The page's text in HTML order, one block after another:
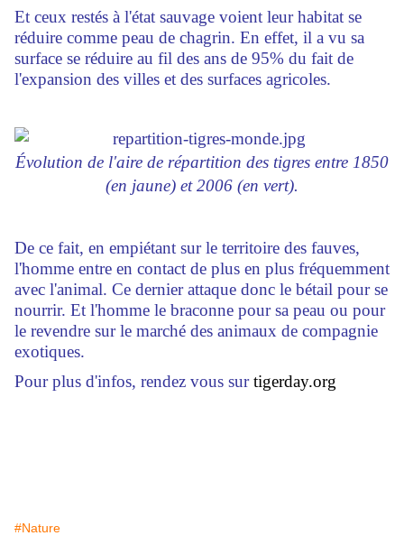
Et ceux restés à l'état sauvage voient leur habitat se
réduire comme peau de chagrin. En effet, il a vu sa
surface se réduire au fil des ans de 95% du fait de
l'expansion des villes et des surfaces agricoles.
Évolution de l'aire de répartition des tigres entre 1850
(en jaune) et 2006 (en vert).
De ce fait, en empiétant sur le territoire des fauves,
l'homme entre en contact de plus en plus fréquemment
avec l'animal. Ce dernier attaque donc le bétail pour se
nourrir. Et l'homme le braconne pour sa peau ou pour
le revendre sur le marché des animaux de compagnie
exotiques.
Pour plus d'infos, rendez vous surtigerday.org
#Nature